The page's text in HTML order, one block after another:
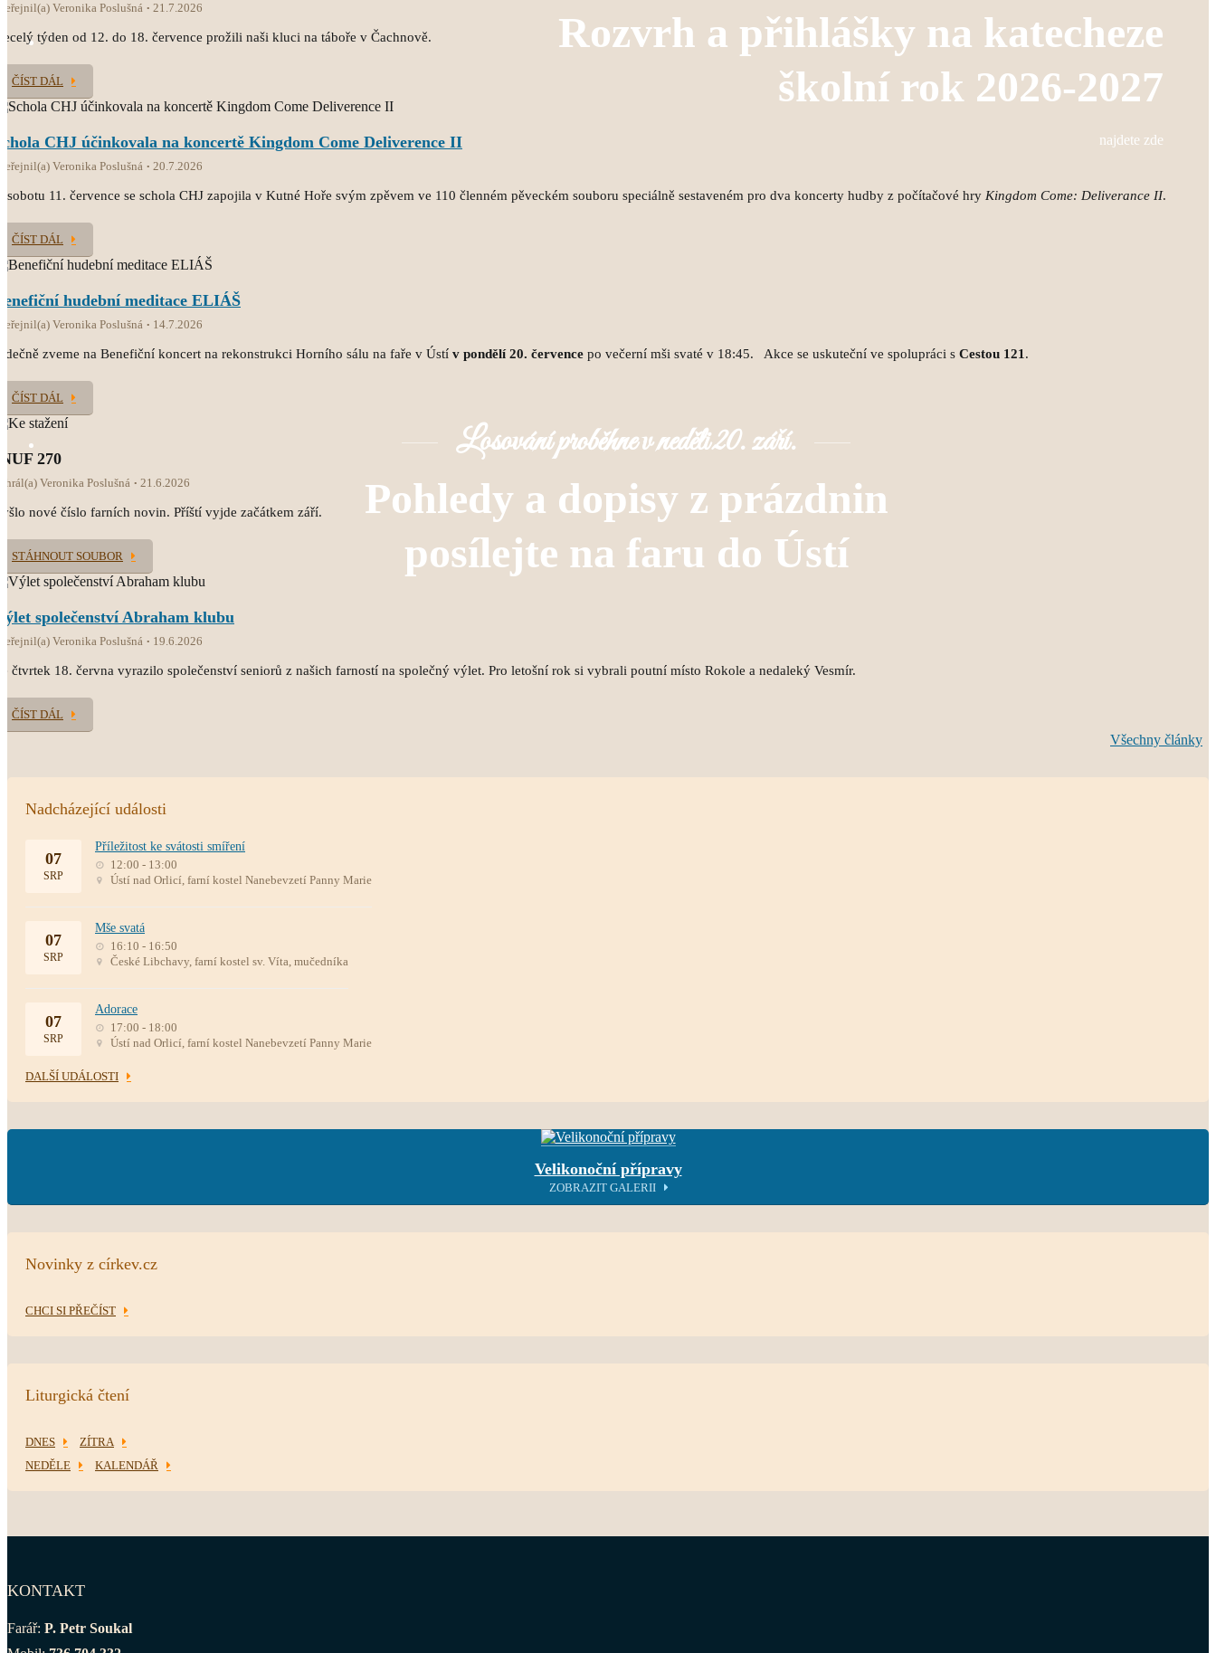
Rozvrh a přihlášky na katecheze
školní rok 2026-2027
najdete zde
Losování proběhne v neděli 20. září.
Pohledy a dopisy z prázdnin
posílejte na faru do Ústí
Veronika Poslušná 21.7.2026
týden od 12. do 18. července prožili naši kluci na táboře v Čachnově.
ČÍST DÁL
CHJ účinkovala na koncertě Kingdom Come Deliverence II
Veronika Poslušná 20.7.2026
sobotu 11. července se schola CHJ zapojila v Kutné Hoře svým zpěvem ve 110 členném pěveckém souboru speciálně sestaveném pro dva koncerty hudby z počítačové hry Kingdom Come: Deliverance II.
ČÍST DÁL
hudební meditace ELIÁŠ
Veronika Poslušná 14.7.2026
zveme na Benefiční koncert na rekonstrukci Horního sálu na faře v Ústí v pondělí 20. července po večerní mši svaté v 18:45. Akce se uskuteční ve spolupráci s Cestou 121 .
ČÍST DÁL
270
Veronika Poslušná 21.6.2026
nové číslo farních novin. Příští vyjde začátkem září.
STÁHNOUT SOUBOR
společenství Abraham klubu
Veronika Poslušná 19.6.2026
čtvrtek 18. června vyrazilo společenství seniorů z našich farností na společný výlet. Pro letošní rok si vybrali poutní místo Rokole a nedaleký Vesmír.
ČÍST DÁL
Všechny články
Nadcházející události
07
SRP
Příležitost ke svátosti smíření
12:00 - 13:00
Ústí nad Orlicí, farní kostel Nanebevzetí Panny Marie
07
SRP
Mše svatá
16:10 - 16:50
České Libchavy, farní kostel sv. Víta, mučedníka
07
SRP
Adorace
17:00 - 18:00
Ústí nad Orlicí, farní kostel Nanebevzetí Panny Marie
DALŠÍ UDÁLOSTI
Velikonoční přípravy
ZOBRAZIT GALERII
Novinky z církev.cz
CHCI SI PŘEČÍST
Liturgická čtení
DNES
ZÍTRA
NEDĚLE
KALENDÁŘ
KONTAKT
Farář: P. Petr Soukal